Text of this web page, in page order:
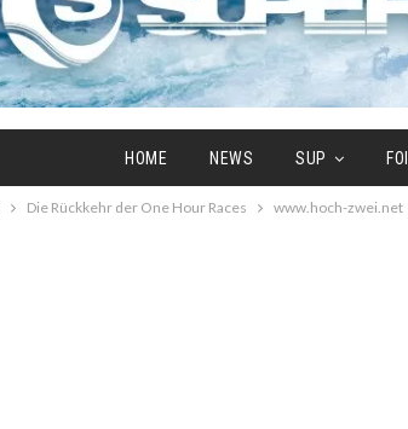
HOME NEWS SUP FOIL
Die Rückkehr der One Hour Races www.hoch-zwei.net